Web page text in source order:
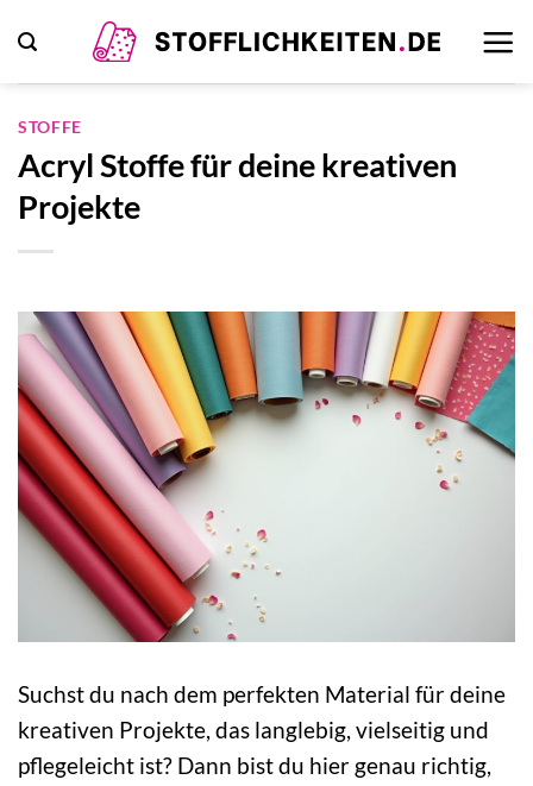
Inhalt
springen
STOFFE
Acryl Stoffe für deine kreativen
Projekte
Suchst du nach dem perfekten Material für deine
kreativen Projekte, das langlebig, vielseitig und
pflegeleicht ist? Dann bist du hier genau richtig,